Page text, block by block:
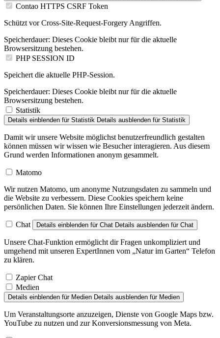
Contao HTTPS CSRF Token
Schützt vor Cross-Site-Request-Forgery Angriffen.
Speicherdauer: Dieses Cookie bleibt nur für die aktuelle
Browsersitzung bestehen.
PHP SESSION ID
Speichert die aktuelle PHP-Session.
Speicherdauer: Dieses Cookie bleibt nur für die aktuelle
Browsersitzung bestehen.
Statistik
Details einblenden für Statistik Details ausblenden für Statistik
Damit wir unsere Website möglichst benutzerfreundlich gestalten
können müssen wir wissen wie Besucher interagieren. Aus diesem
Grund werden Informationen anonym gesammelt.
Matomo
Wir nutzen Matomo, um anonyme Nutzungsdaten zu sammeln und
die Website zu verbessern. Diese Cookies speichern keine
persönlichen Daten. Sie können Ihre Einstellungen jederzeit ändern.
Chat Details einblenden für Chat Details ausblenden für Chat
Unsere Chat-Funktion ermöglicht dir Fragen unkompliziert und
umgehend mit unseren ExpertInnen vom „Natur im Garten“ Telefon
zu klären.
Zapier Chat
Medien
Details einblenden für Medien Details ausblenden für Medien
Um Veranstaltungsorte anzuzeigen, Dienste von Google Maps bzw.
YouTube zu nutzen und zur Konversionsmessung von Meta.